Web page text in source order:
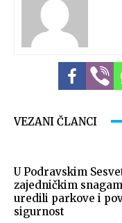
VEZANI ČLANCI
U Podravskim
zajedničkim
uredili parkove i
sigurnost